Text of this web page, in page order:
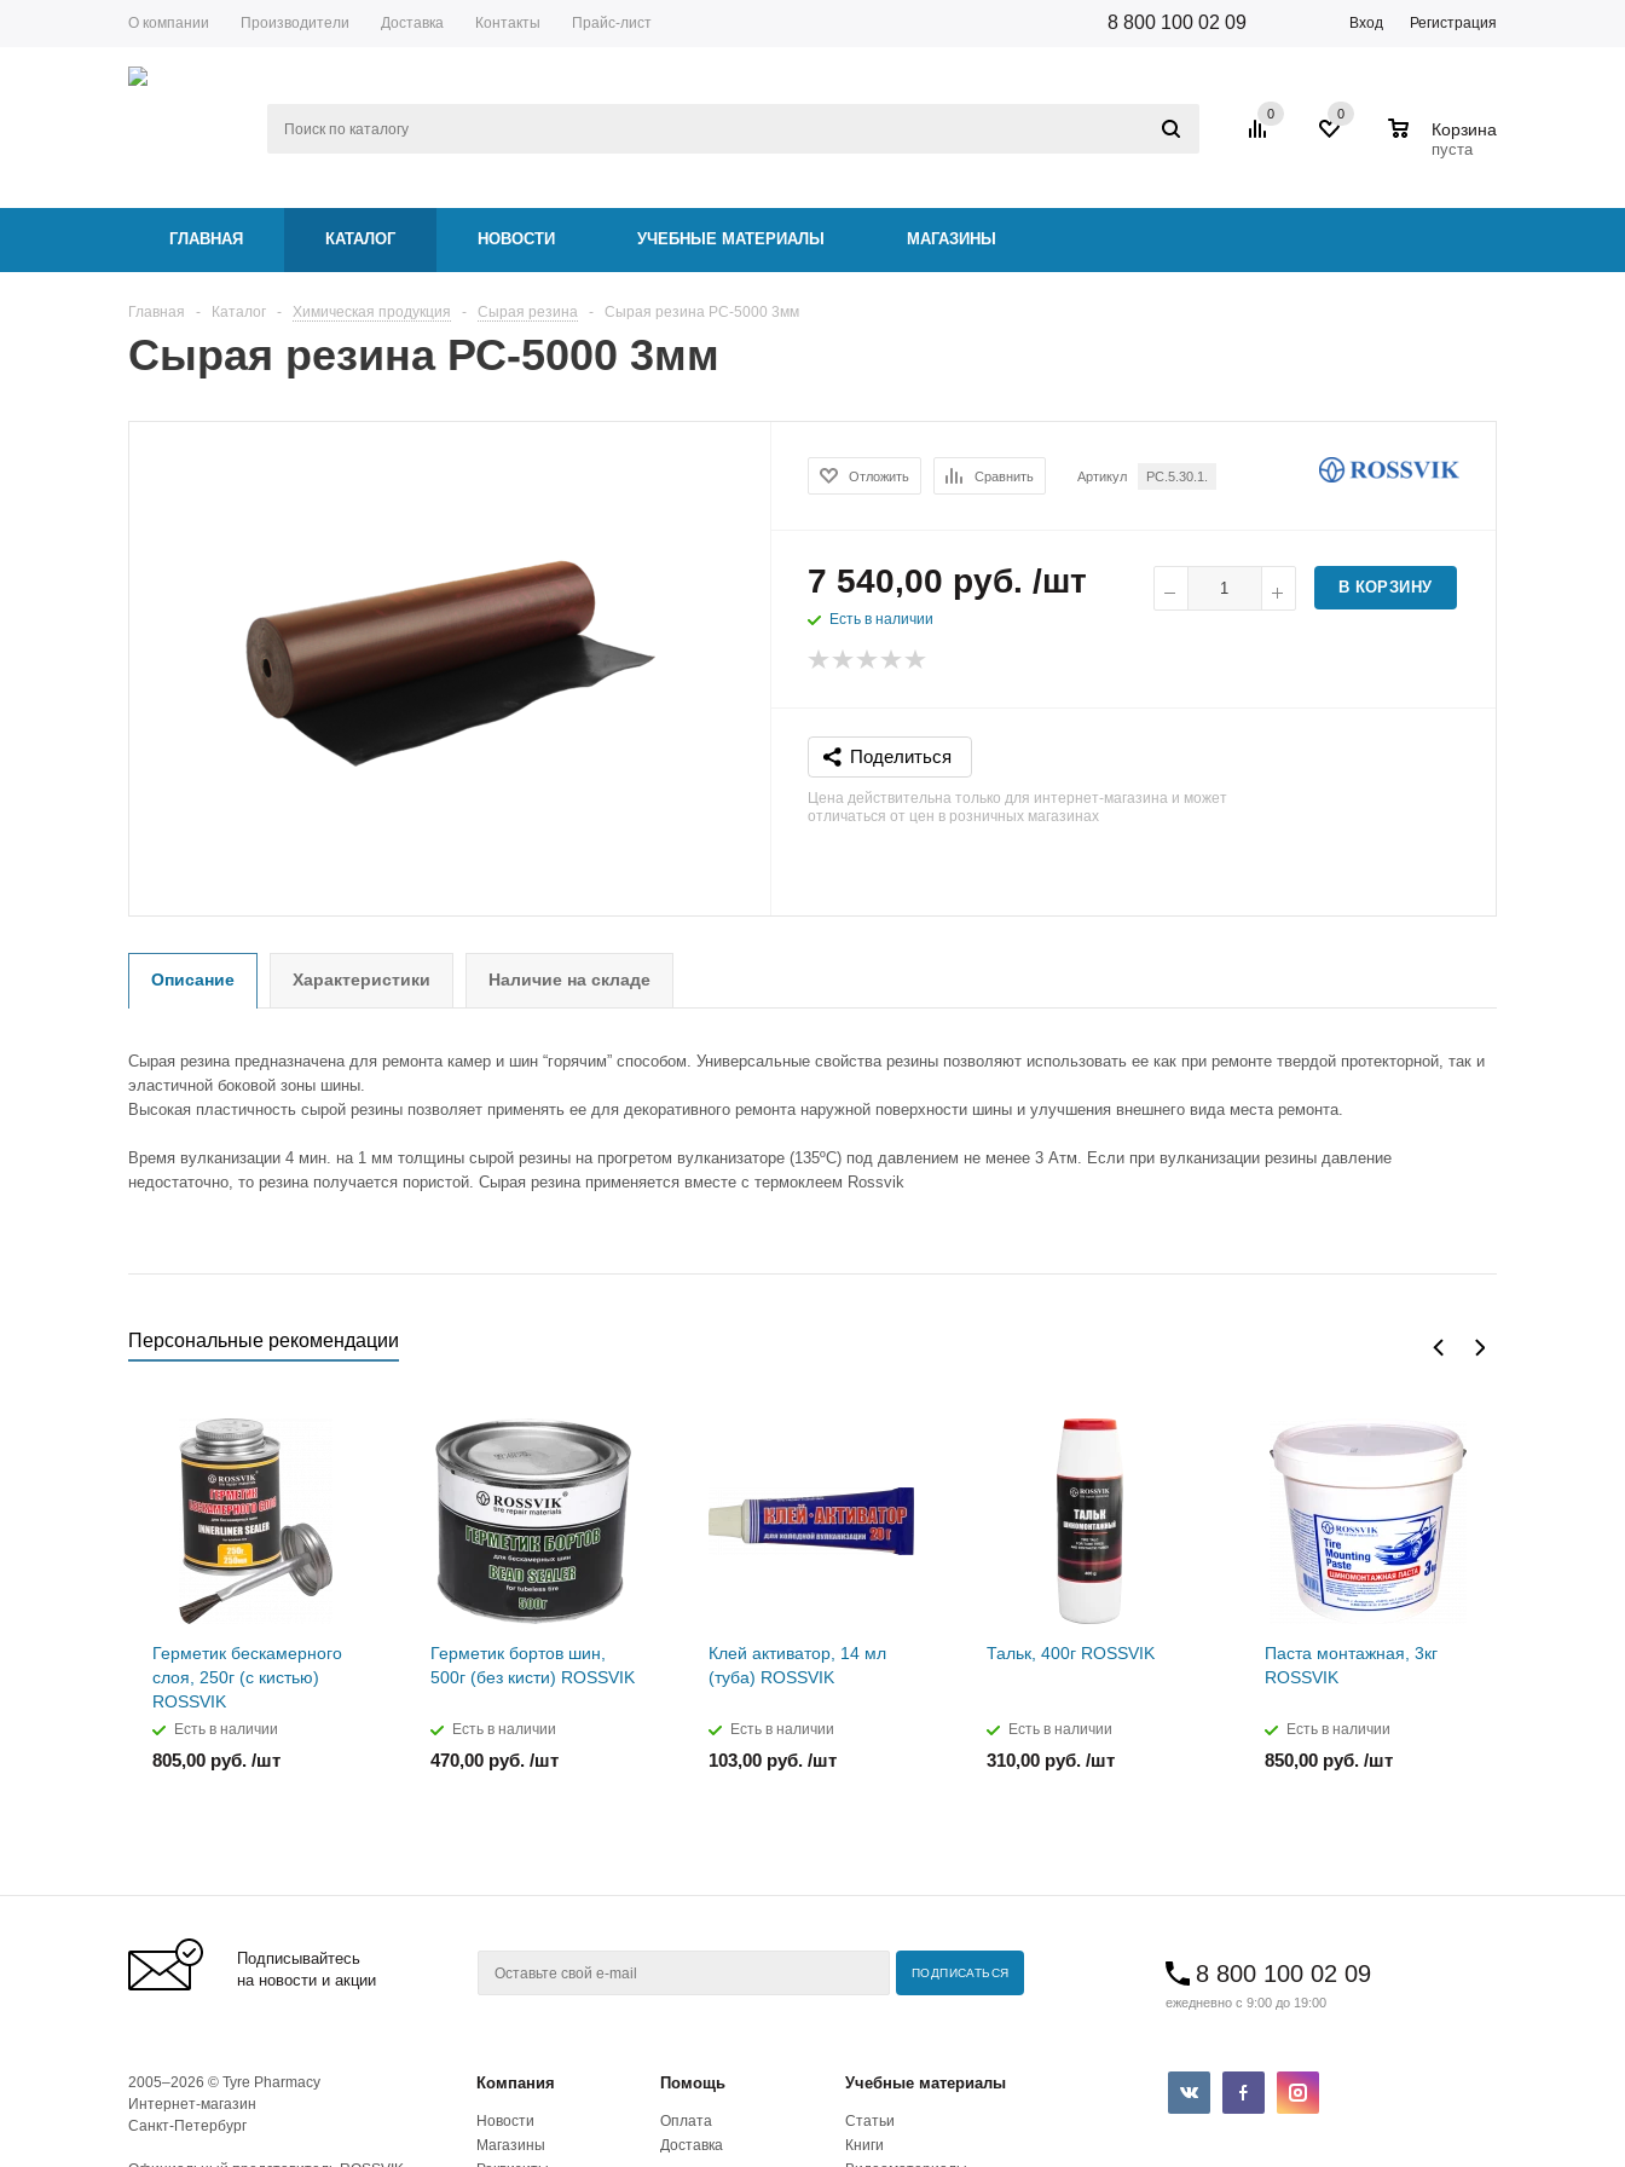
О компании Производители Доставка Контакты Прайс-лист 8 800 100 02 09 Вход Регистрация
0 0
Корзина
пуста
ГЛАВНАЯ КАТАЛОГ НОВОСТИ УЧЕБНЫЕ МАТЕРИАЛЫ МАГАЗИНЫ
Главная - Каталог - Химическая продукция - Сырая резина - Сырая резина РС-5000 3мм
Сырая резина РС-5000 3мм
Отложить Сравнить Артикул PC.5.30.1.
7 540,00 руб. /шт
Есть в наличии
В КОРЗИНУ
Поделиться
Цена действительна только для интернет-магазина и может
отличаться от цен в розничных магазинах
Описание Характеристики Наличие на складе
Сырая резина предназначена для ремонта камер и шин “горячим” способом. Универсальные свойства резины позволяют использовать ее как при ремонте твердой протекторной, так и
эластичной боковой зоны шины.
Высокая пластичность сырой резины позволяет применять ее для декоративного ремонта наружной поверхности шины и улучшения внешнего вида места ремонта.
Время вулканизации 4 мин. на 1 мм толщины сырой резины на прогретом вулканизаторе (135ºС) под давлением не менее 3 Атм. Если при вулканизации резины давление
недостаточно, то резина получается пористой. Сырая резина применяется вместе с термоклеем Rossvik
Персональные рекомендации
Герметик бескамерного
слоя, 250г (с кистью)
ROSSVIK
Есть в наличии
805,00 руб. /шт
Герметик бортов шин,
500г (без кисти) ROSSVIK
Есть в наличии
470,00 руб. /шт
Клей активатор, 14 мл
(туба) ROSSVIK
Есть в наличии
103,00 руб. /шт
Тальк, 400г ROSSVIK
Есть в наличии
310,00 руб. /шт
Паста монтажная, 3кг
ROSSVIK
Есть в наличии
850,00 руб. /шт
Подписывайтесь
на новости и акции
8 800 100 02 09
ежедневно с 9:00 до 19:00
2005–2026 © Tyre Pharmacy
Интернет-магазин
Санкт-Петербург
Компания Помощь Учебные материалы
Новости
Магазины
Оплата
Доставка
Статьи
Книги